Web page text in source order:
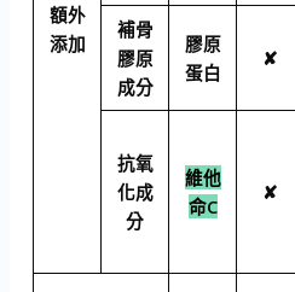
額外
添加
補骨
膠原
成分
膠原
蛋白
✘
抗氧
化成
分
維他
命C
✘